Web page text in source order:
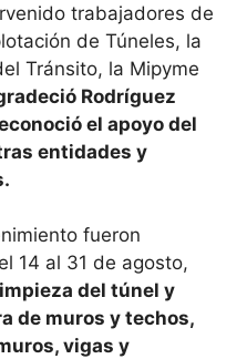
trabajadores de
de Túneles, la
Tránsito, la Mipyme
Rodríguez
el apoyo del
entidades y
fueron
14 al 31 de agosto,
del túnel y
de muros y techos,
vigas y